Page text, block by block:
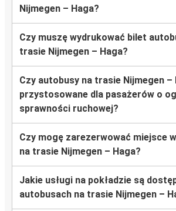
Nijmegen – Haga?
Czy muszę wydrukować bilet
trasie Nijmegen – Haga?
Czy autobusy na trasie Nijmegen –
przystosowane dla pasażerów o
sprawności ruchowej?
Czy mogę zarezerwować miejsce
na trasie Nijmegen – Haga?
Jakie usługi na pokładzie są
autobusach na trasie Nijmegen –